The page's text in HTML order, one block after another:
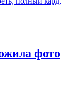
фото